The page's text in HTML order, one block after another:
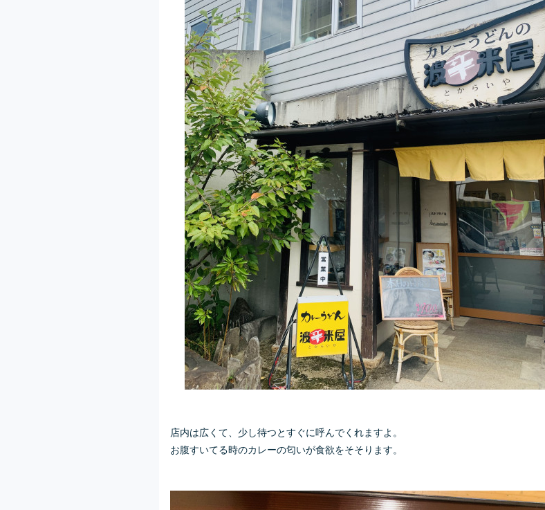
店内は広くて、少し待つとすぐに呼んでくれますよ。
お腹すいてる時のカレーの匂いが食欲をそそります。